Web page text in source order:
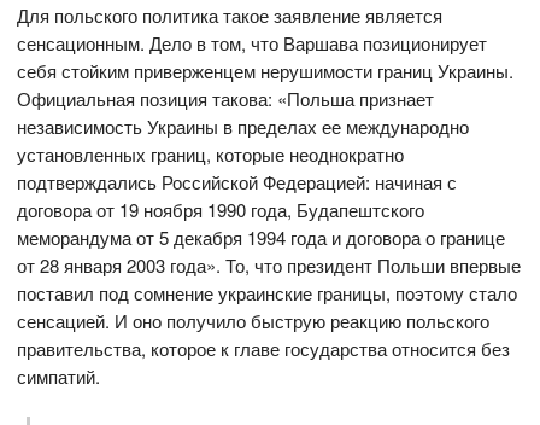
Для польского политика такое заявление является
сенсационным. Дело в том, что Варшава позиционирует
себя стойким приверженцем нерушимости границ Украины.
Официальная позиция такова: «Польша признает
независимость Украины в пределах ее международно
установленных границ, которые неоднократно
подтверждались Российской Федерацией: начиная с
договора от 19 ноября 1990 года, Будапештского
меморандума от 5 декабря 1994 года и договора о границе
от 28 января 2003 года». То, что президент Польши впервые
поставил под сомнение украинские границы, поэтому стало
сенсацией. И оно получило быструю реакцию польского
правительства, которое к главе государства относится без
симпатий.